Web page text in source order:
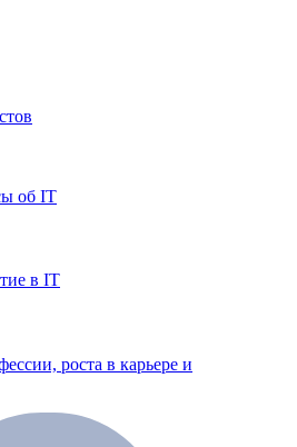
об IT
в IT
роста в карьере и